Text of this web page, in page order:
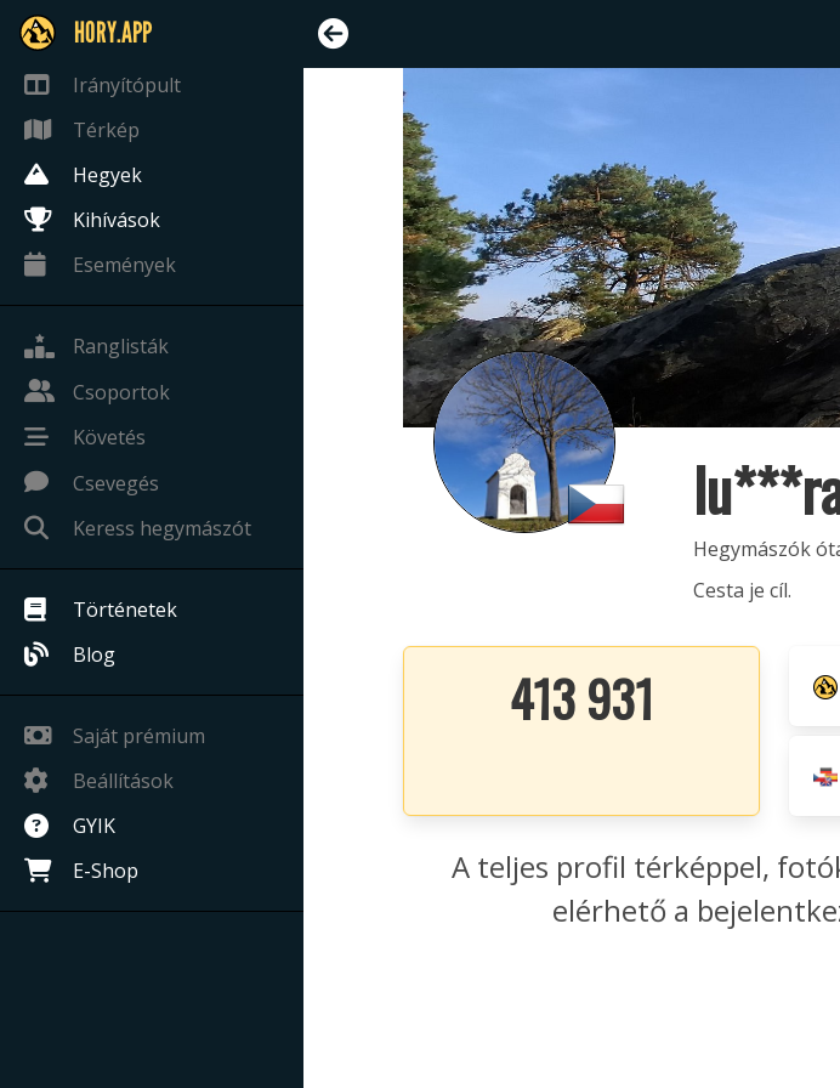
HORY.APP
Irányítópult
Térkép
Hegyek
Kihívások
Események
Ranglisták
Csoportok
Követés
Csevegés
Keress hegymászót
Történetek
Blog
Saját prémium
Beállítások
GYIK
E-Shop
Hegymászók
Cesta je cíl.
413 931
A teljes profil térképpel,
elérhető a